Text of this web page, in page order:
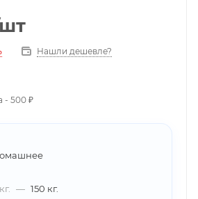
Нашли дешевле?
- 500 ₽
— 150 кг.